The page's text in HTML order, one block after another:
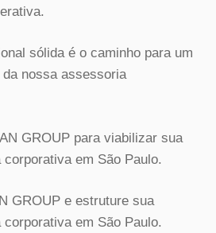
sólida é o caminho para um
nossa assessoria
GROUP para viabilizar sua
em São Paulo.
GROUP e estruture sua
em São Paulo.